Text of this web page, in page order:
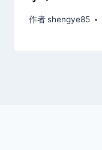
作者shengye85